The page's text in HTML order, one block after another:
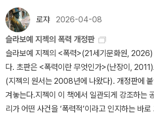
폭력이야말로 주관적 폭력을 낳는 원인이다. 관
치료나 교육에 수백만 달러를 내놓는 자선가는
로 수많은 이의 삶을 파괴한 장본인이며, 그리하
자 하는 불관용 그 자체의 원인을 제공한 장본인
은 폭력을 주관적 폭력, 구조적 폭력, 상징적 폭
폭력은 우리가 보통 폭력이라고 부르는 구타, 범
로 보이는 폭력이다. 반면 상징적 폭력과 구조적
흑 물질’처럼 눈에 보이지 않지만, 폭력을 이해하
야 할 객관적 폭력이다. 「주관적 폭력은 세 가지
태도를 보이지 않는다. 여성 할례, 여성의 조혼,
제, 근친상간 등과 같은 쟁점들은 그 명백한 사례
자유주의는 우리의 자유로운 사회에서 가해지는
들어 여성들로 하여금 성시장에서 경쟁력을 잃
술, 미용을 위한 치아 임플란트, 보톡스 주입 등
는 그런 압박은 애써 무시한다. 205p 지젝은 성
들을 과열된 성형으로 몰아넣고 있다고 말하는
에서 선택받으려는 목적 말고도 성형 수술을 하
는 사실입니다. 때문에 오늘날 진정한 위협은 수
행동이며, 능동적이고 참여적이 되려는 이 충동
도 일어나지 않고 있다는 사실을 은폐합니다. 객
유주의적 좌파 담론에 만연하는 가짜 급박감에
주의적 강렬함이 있는데, 이는 지금 당장 행동하
나 어떤 상황에서는 즉각 참여하고자 하는 충동
있고 비판적인 분석을 사용하여 일단 기다리면서
하면서도 진정으로 실제적인 일일 때도 있습니다
폭력이란 말을 기본적 사회관계를 발본적으로
는 뜻으로 사용한다면, 몰지각하고 정신나간 소
만, 수백 만 명을 학살한 역사상의 '괴물'들이 가
괴물들이 충분히 폭력적이지 않았다는 데 있다.
지 않는 것이 가장 폭력적으로 무언가를 하는
로쟈 2026-04-08
슬라보예 지젝의 폭력 개정판
슬라보예 지젝의 <폭력>(21세기문화원, 2026)
다. 초판은 <폭력이란 무엇인가>(난장이,
(지젝의 원서는 2008년에 나왔다). 개정판에
겨놓는다.​지젝이 이 책에서 일관되게 강조하는
리가 어떤 사건을 ‘폭력적’이라고 인지하는 바로